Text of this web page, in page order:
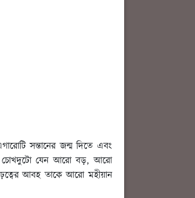
সন্তানের জন্ম দিতে এবং
চোখদুটো যেন আরো বড়, আরো
আবহ তাকে আরো মহীয়ান